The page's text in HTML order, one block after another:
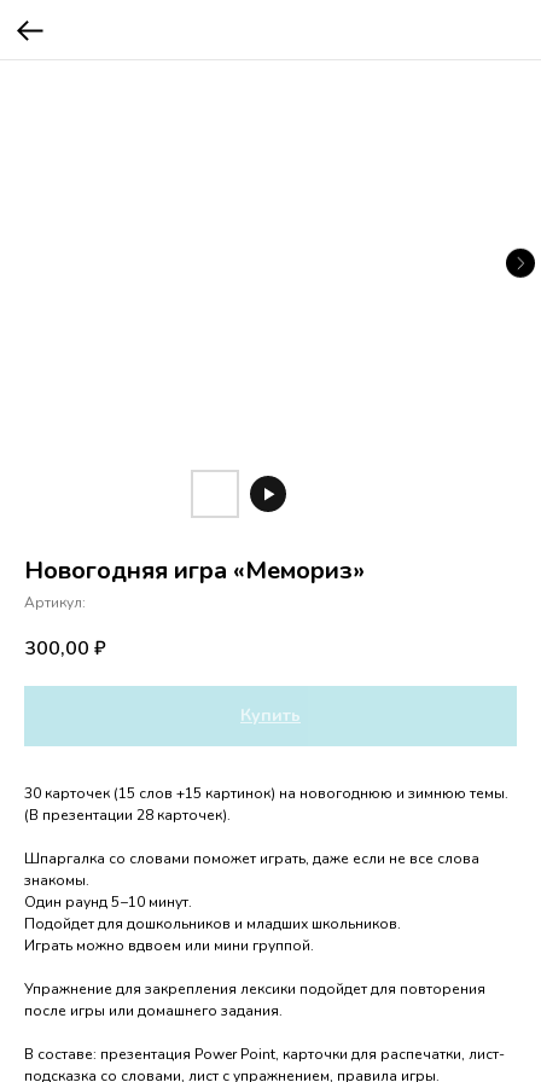
Новогодняя игра «Мемориз»
Артикул:
300,00 ₽
Купить
30 карточек (15 слов +15 картинок) на новогоднюю и зимнюю темы.
(В презентации 28 карточек).
Шпаргалка со словами поможет играть, даже если не все слова
знакомы.
Один раунд 5−10 минут.
Подойдет для дошкольников и младших школьников.
Играть можно вдвоем или мини группой.
Упражнение для закрепления лексики подойдет для повторения
после игры или домашнего задания.
В составе: презентация Power Point, карточки для распечатки, лист-
подсказка со словами, лист с упражнением, правила игры.